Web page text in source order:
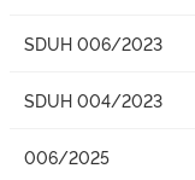
SDUH 006/2023
SDUH 004/2023
006/2025